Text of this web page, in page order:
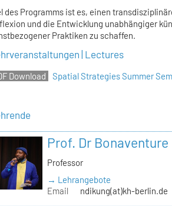
des Programms ist es, einen
und die Entwicklung unabhängiger
Praktiken zu schaffen.
| Lectures
Spatial Strategies Summer
Prof. Dr
Professor
→ Lehrangebote
Email
ndikung(at)kh-berlin.de